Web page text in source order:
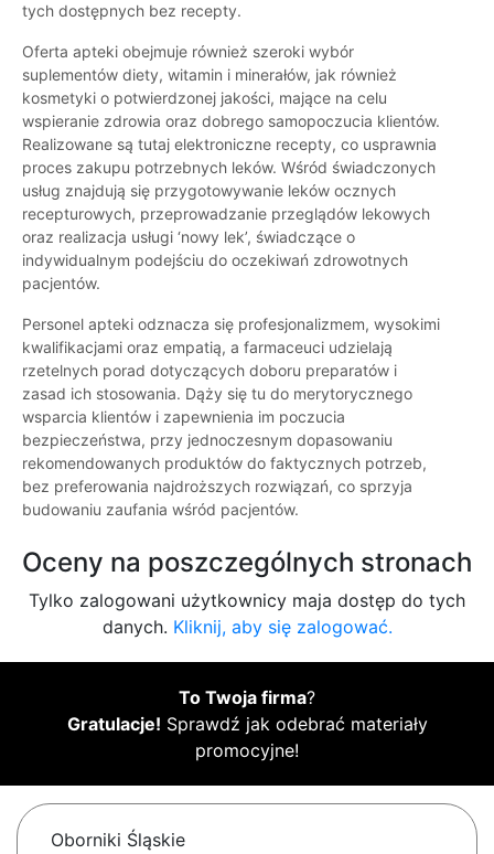
tych dostępnych bez recepty.
Oferta apteki obejmuje również szeroki wybór
suplementów diety, witamin i minerałów, jak również
kosmetyki o potwierdzonej jakości, mające na celu
wspieranie zdrowia oraz dobrego samopoczucia klientów.
Realizowane są tutaj elektroniczne recepty, co usprawnia
proces zakupu potrzebnych leków. Wśród świadczonych
usług znajdują się przygotowywanie leków ocznych
recepturowych, przeprowadzanie przeglądów lekowych
oraz realizacja usługi ‘nowy lek’, świadczące o
indywidualnym podejściu do oczekiwań zdrowotnych
pacjentów.
Personel apteki odznacza się profesjonalizmem, wysokimi
kwalifikacjami oraz empatią, a farmaceuci udzielają
rzetelnych porad dotyczących doboru preparatów i
zasad ich stosowania. Dąży się tu do merytorycznego
wsparcia klientów i zapewnienia im poczucia
bezpieczeństwa, przy jednoczesnym dopasowaniu
rekomendowanych produktów do faktycznych potrzeb,
bez preferowania najdroższych rozwiązań, co sprzyja
budowaniu zaufania wśród pacjentów.
Oceny na poszczególnych stronach
Tylko zalogowani użytkownicy maja dostęp do tych
danych. Kliknij, aby się zalogować.
To Twoja firma?
Gratulacje! Sprawdź jak odebrać materiały
promocyjne!
Oborniki Śląskie